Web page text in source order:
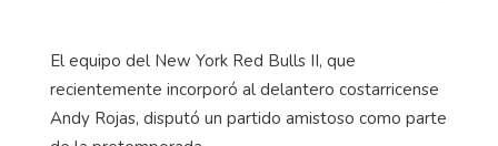
El equipo del New York Red Bulls II, que
recientemente incorporó al delantero costarricense
Andy Rojas, disputó un partido amistoso como parte